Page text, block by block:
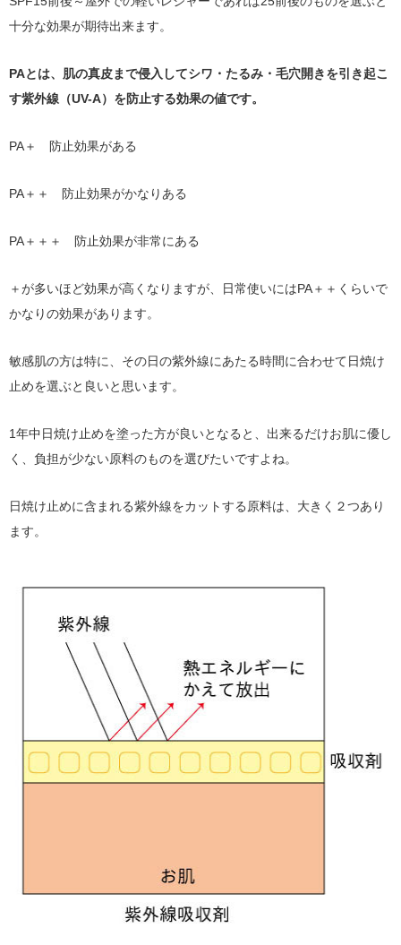
十分な効果が期待出来ます。
PAとは、肌の真皮まで侵入してシワ・たるみ・毛穴開きを引き起こ
す紫外線（UV-A）を防止する効果の値です。
PA＋ 防止効果がある
PA＋＋ 防止効果がかなりある
PA＋＋＋ 防止効果が非常にある
＋が多いほど効果が高くなりますが、日常使いにはPA＋＋くらいで
かなりの効果があります。
敏感肌の方は特に、その日の紫外線にあたる時間に合わせて日焼け
止めを選ぶと良いと思います。
1年中日焼け止めを塗った方が良いとなると、出来るだけお肌に優し
く、負担が少ない原料のものを選びたいですよね。
日焼け止めに含まれる紫外線をカットする原料は、大きく２つあり
ます。